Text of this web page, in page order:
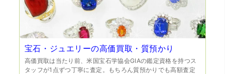
宝石・ジュエリーの高価買取・質預かり
高価買取は当たり前、米国宝石学協会GIAの鑑定資格を持つス
タッフが1点ずつ丁寧に査定。もちろん質預かりでも高額査定